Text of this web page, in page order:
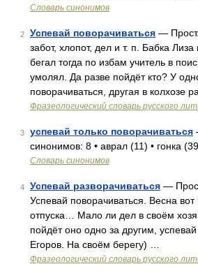
Словарь синонимов
2 Успевай поворачиваться —
забот, хлопот, дел и т. п. Бабка
бегал тогда по избам учитель в
умолял. Да разве пойдёт кто? У
поворачиваться, другая в колхозе
Фразеологический словарь русского
3 успевай только поворачиваться
синонимов: 8 • аврал (11) • гонка
Словарь синонимов
4 Успевай разворачиваться —
Успевай поворачиваться. Весна
отпуска… Мало ли дел в своём
пойдёт оно одно за другим, успевай
Егоров. На своём берегу) …
Фразеологический словарь русского